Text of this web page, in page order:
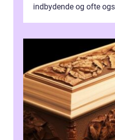
indbydende og ofte